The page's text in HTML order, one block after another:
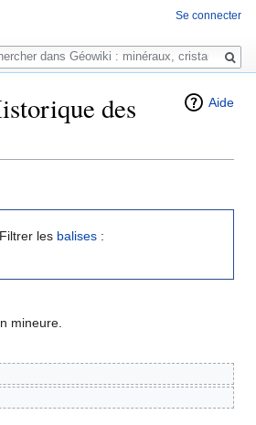
Aide
des
Filtrer les balises :
mineure.
Se connecter